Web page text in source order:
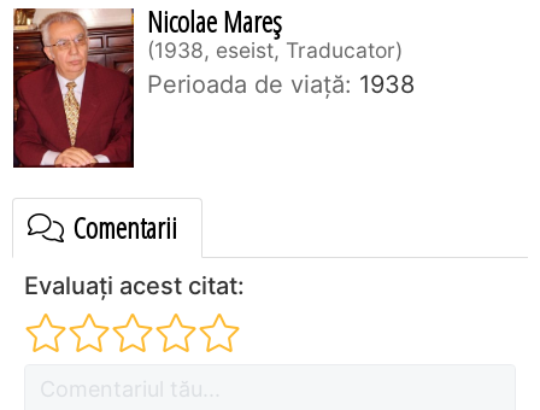
Nicolae Mareș
1938, eseist, Traducator
Perioada de viaţă: 1938
Comentarii
Evaluați acest citat: